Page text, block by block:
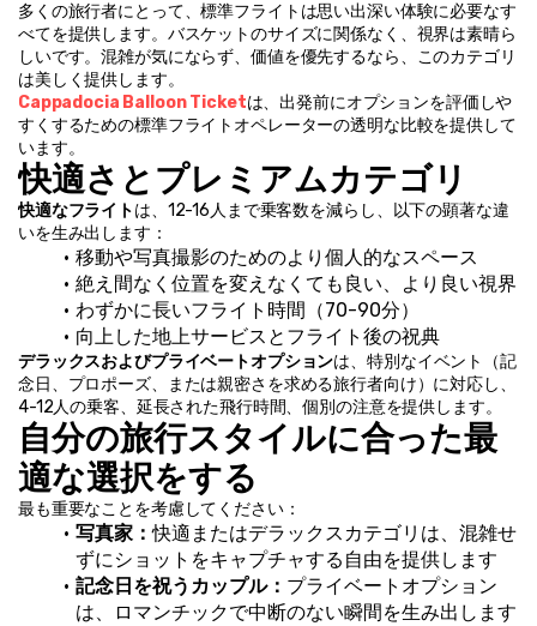
多くの旅行者にとって、標準フライトは思い出深い体験に必要なす
べてを提供します。バスケットのサイズに関係なく、視界は素晴ら
しいです。混雑が気にならず、価値を優先するなら、このカテゴリ
は美しく提供します。
Cappadocia Balloon Ticketは、出発前にオプションを評価しや
すくするための標準フライトオペレーターの透明な比較を提供して
います。
快適さとプレミアムカテゴリ
快適なフライトは、12-16人まで乗客数を減らし、以下の顕著な違
いを生み出します：
移動や写真撮影のためのより個人的なスペース
絶え間なく位置を変えなくても良い、より良い視界
わずかに長いフライト時間（70-90分）
向上した地上サービスとフライト後の祝典
デラックスおよびプライベートオプションは、特別なイベント（記
念日、プロポーズ、または親密さを求める旅行者向け）に対応し、
4-12人の乗客、延長された飛行時間、個別の注意を提供します。
自分の旅行スタイルに合った最
適な選択をする
最も重要なことを考慮してください：
写真家：快適またはデラックスカテゴリは、混雑せ
ずにショットをキャプチャする自由を提供します
記念日を祝うカップル： プライベートオプション
は、ロマンチックで中断のない瞬間を生み出します